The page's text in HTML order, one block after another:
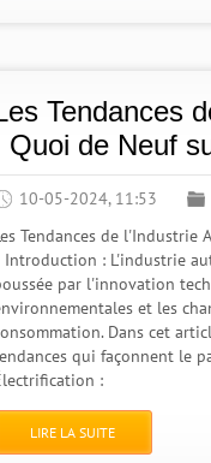
Tendances
Quoi de Neuf
10-05-2024, 11:53
Tendances de l'Industrie
Introduction : L'industrie
par l'innovation
et les
Dans cet
qui façonnent le
:
LIRE LA SUITE